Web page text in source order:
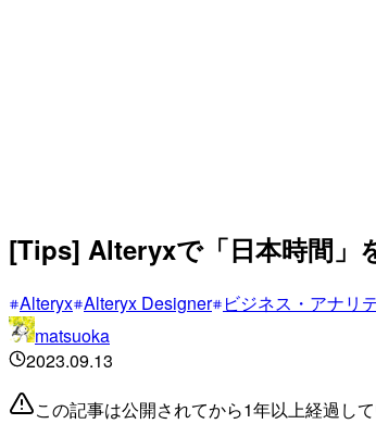
[Tips] Alteryxで「日本時間」
Alteryx Alteryx Designer ビジネス・アナリ
matsuoka
2023.09.13
この記事は公開されてから1年以上経過し